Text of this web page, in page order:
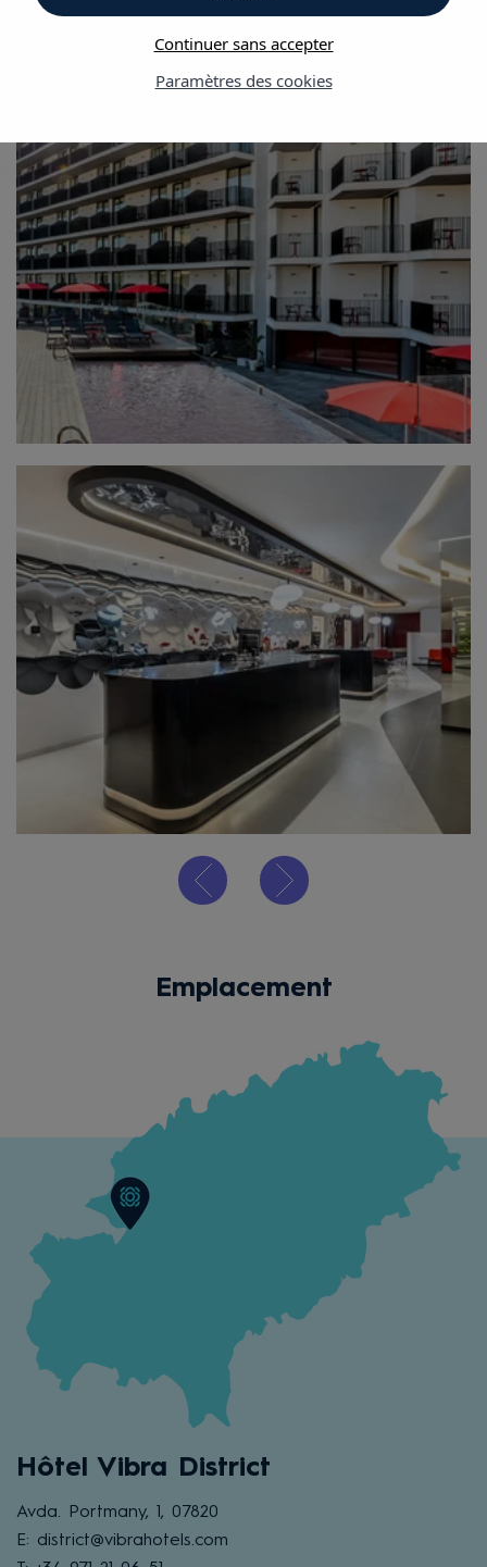
Galerie
Emplacement
Hôtel Vibra District
Avda. Portmany, 1, 07820
E: district@vibrahotels.com
Paramètres des cookies
Continuer sans accepter